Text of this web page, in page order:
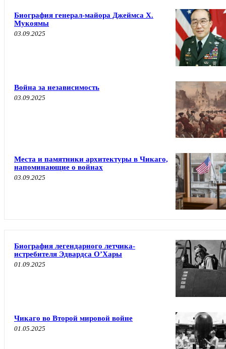
Биография генерал-майора Джеймса Х.
Мукоямы
03.09.2025
Война за независимость
03.09.2025
Места и памятники архитектуры в Чикаго,
напоминающие о войнах
03.09.2025
Биография легендарного летчика-
истребителя Эдвардса О’Хары
01.09.2025
Чикаго во Второй мировой войне
01.05.2025